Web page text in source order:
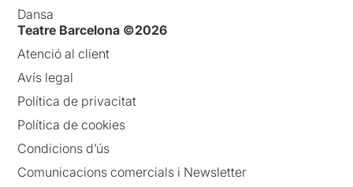
Dansa
Teatre Barcelona ©2026
Atenció al client
Avís legal
Política de privacitat
Política de cookies
Condicions d’ús
Comunicacions comercials i Newsletter